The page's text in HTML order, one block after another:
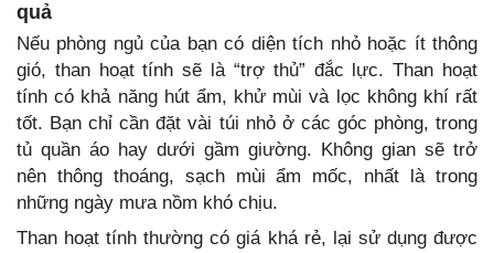
quả
Nếu phòng ngủ của bạn có diện tích nhỏ hoặc ít thông
gió, than hoạt tính sẽ là “trợ thủ” đắc lực. Than hoạt
tính có khả năng hút ẩm, khử mùi và lọc không khí rất
tốt. Bạn chỉ cần đặt vài túi nhỏ ở các góc phòng, trong
tủ quần áo hay dưới gầm giường. Không gian sẽ trở
nên thông thoáng, sạch mùi ẩm mốc, nhất là trong
những ngày mưa nồm khó chịu.
Than hoạt tính thường có giá khá rẻ, lại sử dụng được